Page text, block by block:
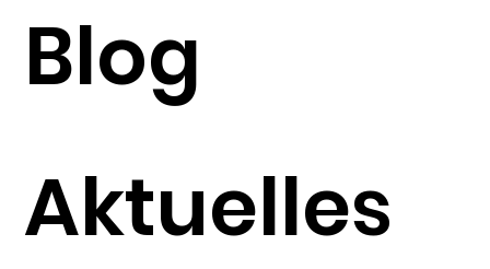
Blog
Aktuelles